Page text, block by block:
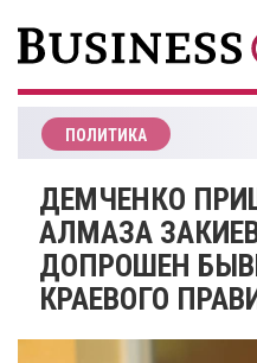
ПОЛИТИКА
ДЕМЧЕНКО
АЛМАЗА
ДОПРОШЕН
КРАЕВОГО